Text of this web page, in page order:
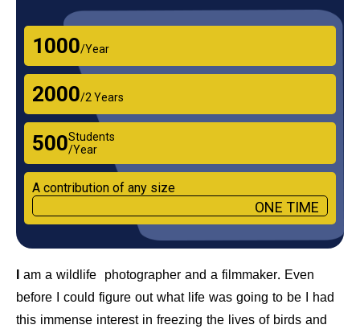
₹1000/Year
₹2000/2 Years
₹500Students
/Year
A contribution of any size
ONE TIME
I am a wildlife photographer and a filmmaker. Even
before I could figure out what life was going to be I had
this immense interest in freezing the lives of birds and